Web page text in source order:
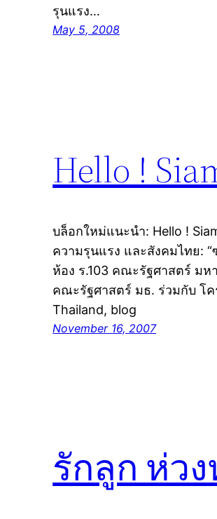
รุนแรง…
May 5, 2008
Hello !
บล็อกใหม่แนะนำ: Hello !
ความรุนแรง และสังคมไทย:
ห้อง ร.103 คณะรัฐศาสตร์ ม
คณะรัฐศาสตร์ มธ. ร่วมกับ โค
Thailand, blog
November 16, 2007
รักลูก ห่ว